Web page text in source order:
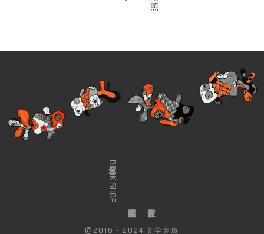
金魚屋BOOK SHOP
@2016 - 2024 文学金魚